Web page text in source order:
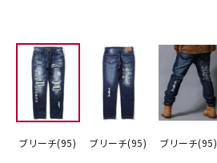
ブリーチ(95) ブリーチ(95) ブリーチ(95)